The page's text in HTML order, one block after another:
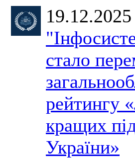
19.12.2025
стало
рейтингу
кращих
України»